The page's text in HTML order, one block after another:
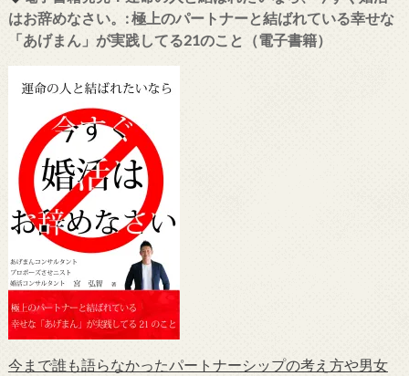
はお辞めなさい。: 極上のパートナーと結ばれている幸せな
「あげまん」が実践してる21のこと（電子書籍）
今まで誰も語らなかったパートナーシップの考え方や男女